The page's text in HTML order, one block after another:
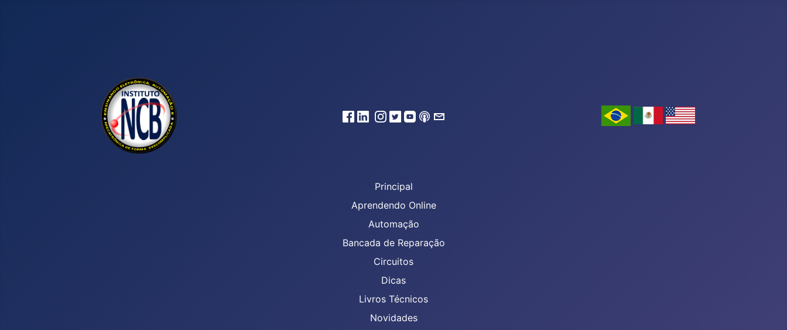
Principal
Aprendendo Online
Automação
Bancada de Reparação
Circuitos
Dicas
Livros Técnicos
Novidades